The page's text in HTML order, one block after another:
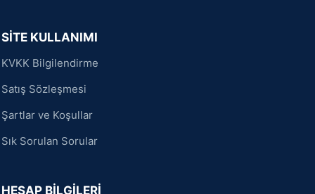
SİTE KULLANIMI
KVKK Bilgilendirme
Satış Sözleşmesi
Şartlar ve Koşullar
Sık Sorulan Sorular
HESAP BİLGİLERİ